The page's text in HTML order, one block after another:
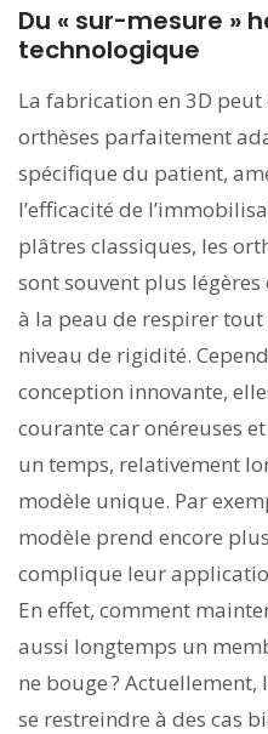
Du « sur-mesure »
technologique
La fabrication en 3D peut
orthèses parfaitement
spécifique du patient,
l’efficacité de
plâtres classiques, les
sont souvent plus
à la peau de respirer
niveau de rigidité.
conception innovante,
courante car onéreuses
un temps, relativement
modèle unique. Par
modèle prend encore
complique leur
En effet, comment
aussi longtemps un
ne bouge ?
se restreindre à des cas